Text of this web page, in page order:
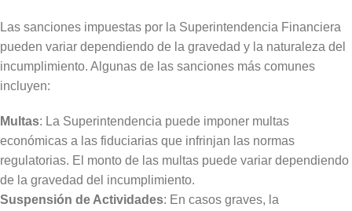
Las sanciones impuestas por la Superintendencia Financiera
pueden variar dependiendo de la gravedad y la naturaleza del
incumplimiento. Algunas de las sanciones más comunes
incluyen:
Multas: La Superintendencia puede imponer multas
económicas a las fiduciarias que infrinjan las normas
regulatorias. El monto de las multas puede variar dependiendo
de la gravedad del incumplimiento.
Suspensión de Actividades: En casos graves, la